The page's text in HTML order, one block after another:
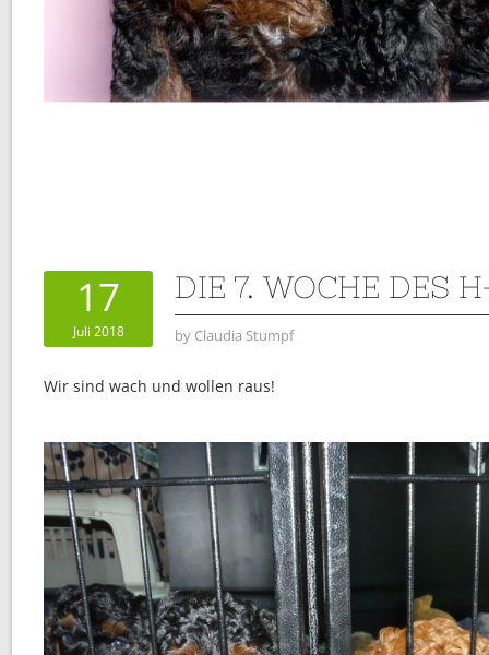
17
Juli 2018
DIE 7. WOCHE DES
by Claudia Stumpf
Wir sind wach und wollen raus!